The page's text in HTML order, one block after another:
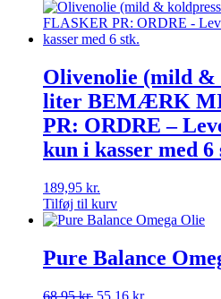
Olivenolie (mild &
liter BEMÆRK
PR: ORDRE –
kun i kasser med 6
189,95 kr.
Tilføj til kurv
Pure Balance
68,95kr. 55,16 kr.